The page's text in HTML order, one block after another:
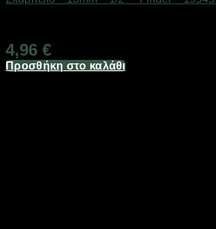
4,96 €
Προσθήκη στο καλάθι